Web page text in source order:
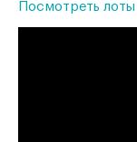
Посмотреть лоты